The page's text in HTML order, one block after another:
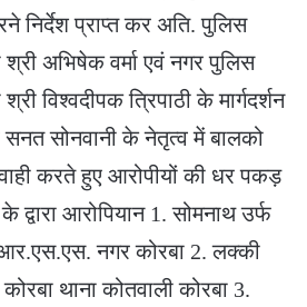
निर्देश प्राप्त कर अति. पुलिस
श्री अभिषेक वर्मा एवं नगर पुलिस
विश्वदीपक त्रिपाठी के मार्गदर्शन
सनत सोनवानी के नेतृत्व में बालको
करते हुए आरोपीयों की धर पकड़
आरोपियान 1. सोमनाथ उर्फ
नगर कोरबा 2. लक्की
थाना कोतवाली कोरबा 3.